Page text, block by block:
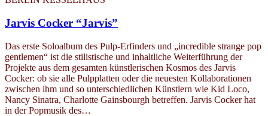
Jarvis Cocker “Jarvis”
Das erste Soloalbum des Pulp-Erfinders und „incredible strange pop
gentlemen“ ist die stilistische und inhaltliche Weiterführung der
Projekte aus dem gesamten künstlerischen Kosmos des Jarvis
Cocker: ob sie alle Pulpplatten oder die neuesten Kollaborationen
zwischen ihm und so unterschiedlichen Künstlern wie Kid Loco,
Nancy Sinatra, Charlotte Gainsbourgh betreffen. Jarvis Cocker hat
in der Popmusik des…